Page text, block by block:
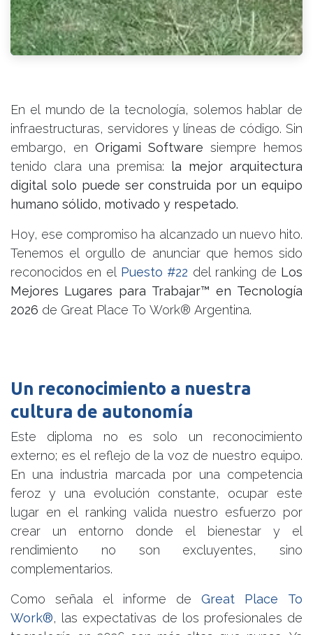
En el mundo de la tecnología, solemos hablar de
infraestructuras, servidores y líneas de código. Sin
embargo, en Origami Software siempre hemos
tenido clara una premisa: la mejor arquitectura
digital solo puede ser construida por un equipo
humano sólido, motivado y respetado.
Hoy, ese compromiso ha alcanzado un nuevo hito.
Tenemos el orgullo de anunciar que hemos sido
reconocidos en el Puesto #22 del ranking de Los
Mejores Lugares para Trabajar™ en Tecnología
2026 de Great Place To Work® Argentina.
Un reconocimiento a nuestra
cultura de autonomía
Este diploma no es solo un reconocimiento
externo; es el reflejo de la voz de nuestro equipo.
En una industria marcada por una competencia
feroz y una evolución constante, ocupar este
lugar en el ranking valida nuestro esfuerzo por
crear un entorno donde el bienestar y el
rendimiento no son excluyentes, sino
complementarios.
Como señala el informe de Great Place To
Work®, las expectativas de los profesionales de